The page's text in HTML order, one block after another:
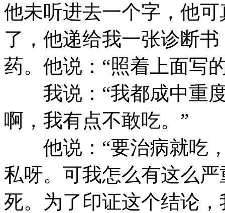
他未听进去一个字，他
了，他递给我一张诊断
药。他说：“照着上面写
我说：“我都成中重度
啊，我有点不敢吃。”
他说：“要治病就吃，
私呀。可我怎么有这么
死。为了印证这个结论